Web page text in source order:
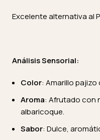
Excelente alternativa al
Análisis Sensorial:
Color: Amarillo
Aroma: Afrutado con
albaricoque.
Sabor: Dulce,